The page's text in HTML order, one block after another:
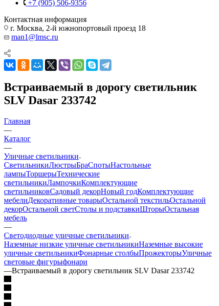
+7 (905) 506-9356
Контактная информация
г. Москва, 2-й южнопортовый проезд 18
man1@lmsc.ru
Встраиваемый в дорогу светильник
SLV Dasar 233742
Главная
—
Каталог
—
Уличные светильники
СветильникиЛюстрыБраСпотыНастольные
лампыТоршерыТехнические
светильникиЛампочкиКомплектующие
светильниковСадовый декорНовый годКомплектующие
мебелиДекоративные товарыОстальной текстильОстальной
декорОстальной светСтолы и подставкиШторыОстальная
мебель
—
Светодиодные уличные светильники
Наземные низкие уличные светильникиНаземные высокие
уличные светильникиФонарные столбыПрожекторыУличные
световые фигурыфонари
—Встраиваемый в дорогу светильник SLV Dasar 233742